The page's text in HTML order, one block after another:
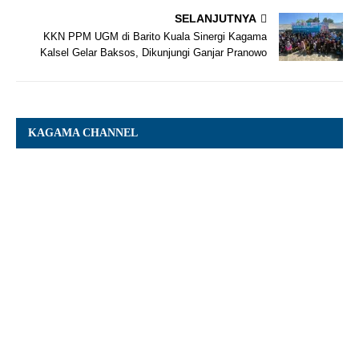
SELANJUTNYA
KKN PPM UGM di Barito Kuala Sinergi Kagama
Kalsel Gelar Baksos, Dikunjungi Ganjar Pranowo
KAGAMA CHANNEL